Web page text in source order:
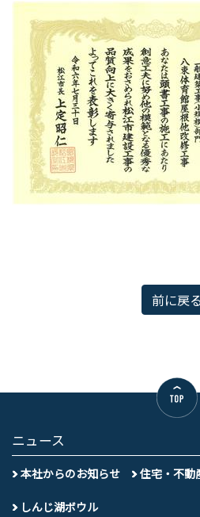
前に戻る
ニュース
本社からのお知らせ 住宅・不動
しんじ湖ボウル